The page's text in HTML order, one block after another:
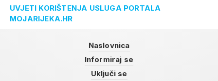
UVJETI KORIŠTENJA USLUGA PORTALA
MOJARIJEKA.HR
Naslovnica
Informiraj se
Uključi se